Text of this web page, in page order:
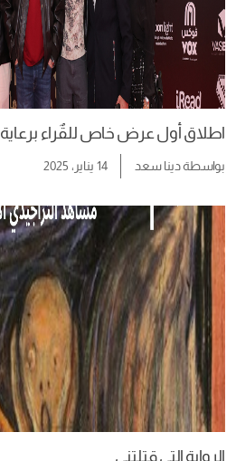
اطلاق أول عرض خاص للقٌراء برعاية iRead
بواسطةدينا سعد 14 يناير، 2025
الرواية التي قتلتني